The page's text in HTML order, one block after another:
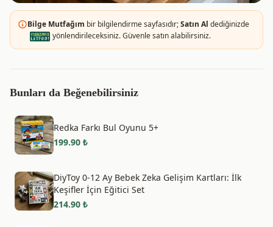
Bilge Mutfağım bir bilgilendirme sayfasıdır;Satın Al dediğinizde
yönlendirileceksiniz. Güvenle satın alabilirsiniz.
Bunları da Beğenebilirsiniz
Redka Farkı Bul Oyunu 5+
199.90 ₺
DiyToy 0-12 Ay Bebek Zeka Gelişim Kartları: İlk
Keşifler İçin Eğitici Set
214.90 ₺